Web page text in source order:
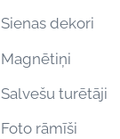
Sienas dekori
Magnētiņi
Salvešu turētāji
Foto rāmīši